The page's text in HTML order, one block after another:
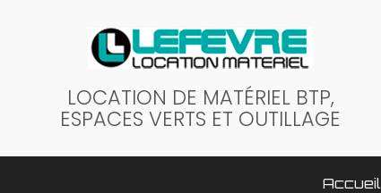
LOCATION DE MATÉRIEL BTP,
ESPACES VERTS ET OUTILLAGE
Accueil